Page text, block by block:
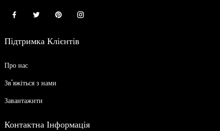
Підтримка Клієнтів
Про нас
Зв'яжіться з нами
Завантажити
Контактна Інформація